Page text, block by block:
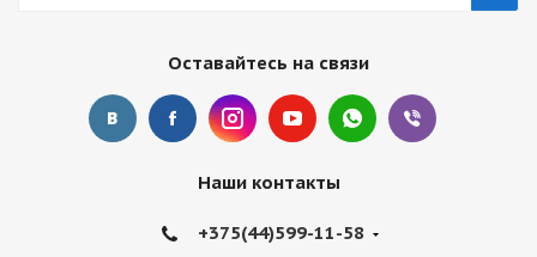
Оставайтесь на связи
Наши контакты
+375(44)599-11-58